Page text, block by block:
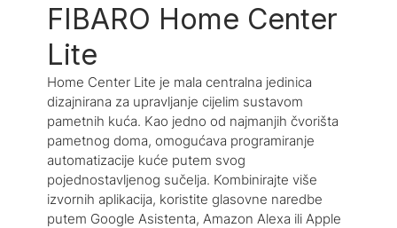
FIBARO Home Center
Lite
Home Center Lite je mala centralna jedinica
dizajnirana za upravljanje cijelim sustavom
pametnih kuća. Kao jedno od najmanjih čvorišta
pametnog doma, omogućava programiranje
automatizacije kuće putem svog
pojednostavljenog sučelja. Kombinirajte više
izvornih aplikacija, koristite glasovne naredbe
putem Google Asistenta, Amazon Alexa ili Apple